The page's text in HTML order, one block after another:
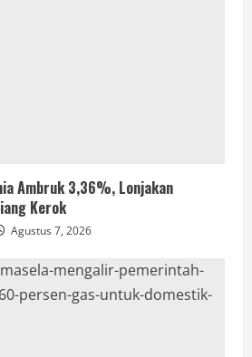
Ambruk 3,36%, Lonjakan
Kerok
Agustus 7, 2026